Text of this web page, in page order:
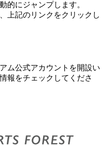
的にジャンプします。
上記のリンクをクリックし
ム公式アカウントを開設い
報をチェックしてくださ